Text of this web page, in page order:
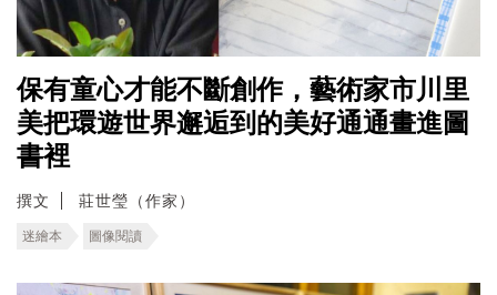
保有童心才能不斷創作，藝術家市川里
美把環遊世界邂逅到的美好通通畫進圖
書裡
撰文 莊世瑩（作家）
迷繪本 圖像閱讀